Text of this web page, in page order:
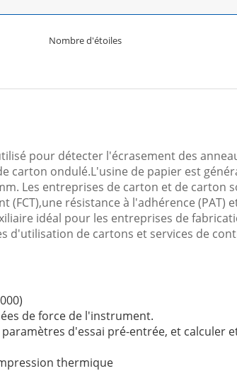
Nombre d'étoiles
pour détecter l'écrasement des
carton ondulé.L'usine de papier est
Les entreprises de carton et de carton
résistance à l'adhérence (PAT)
idéal pour les entreprises de
d'utilisation de cartons et services de
de force de l'instrument.
d'essai pré-entrée, et calculer
thermique